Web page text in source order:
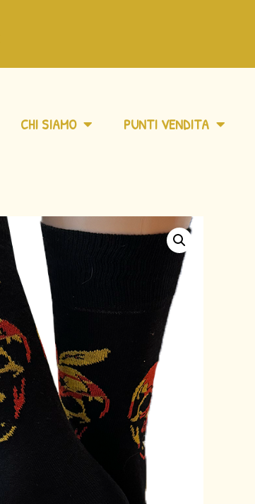
CHI SIAMO PUNTI VENDITA